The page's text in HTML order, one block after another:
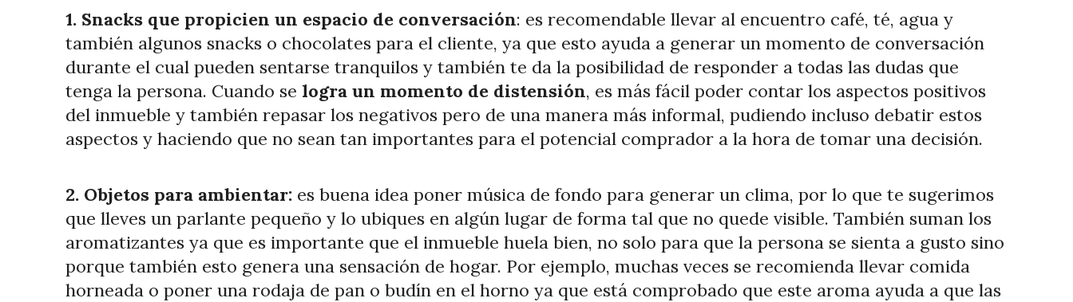
1. Snacks que propicien un espacio de conversación: es recomendable llevar al encuentro café, té, agua y
también algunos snacks o chocolates para el cliente, ya que esto ayuda a generar un momento de conversación
durante el cual pueden sentarse tranquilos y también te da la posibilidad de responder a todas las dudas que
tenga la persona. Cuando se logra un momento de distensión, es más fácil poder contar los aspectos positivos
del inmueble y también repasar los negativos pero de una manera más informal, pudiendo incluso debatir estos
aspectos y haciendo que no sean tan importantes para el potencial comprador a la hora de tomar una decisión.
2. Objetos para ambientar: es buena idea poner música de fondo para generar un clima, por lo que te sugerimos
que lleves un parlante pequeño y lo ubiques en algún lugar de forma tal que no quede visible. También suman los
aromatizantes ya que es importante que el inmueble huela bien, no solo para que la persona se sienta a gusto sino
porque también esto genera una sensación de hogar. Por ejemplo, muchas veces se recomienda llevar comida
horneada o poner una rodaja de pan o budín en el horno ya que está comprobado que este aroma ayuda a que las